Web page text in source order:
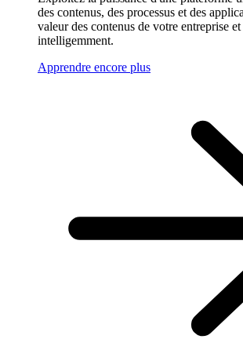
des contenus, des processus et des
valeur des contenus de votre entreprise
intelligemment.
Apprendre encore plus